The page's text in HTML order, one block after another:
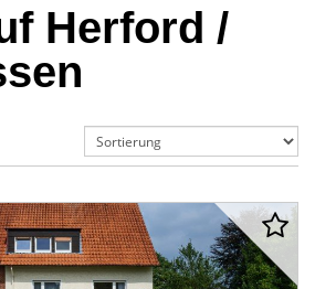
Herford /